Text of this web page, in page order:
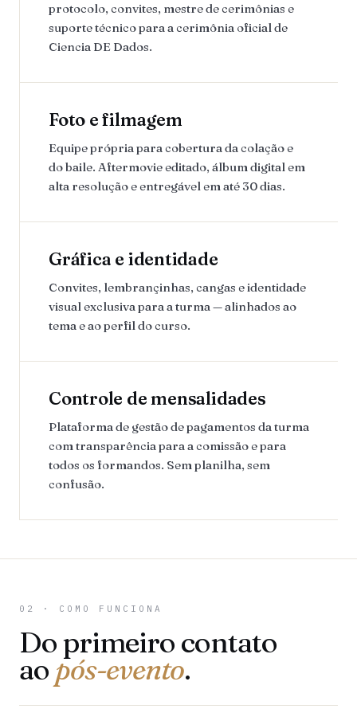
protocolo, convites, mestre de cerimônias e
suporte técnico para a cerimônia oficial de
Ciencia DE Dados.
Foto e filmagem
Equipe própria para cobertura da colação e
do baile. Aftermovie editado, álbum digital em
alta resolução e entregável em até 30 dias.
Gráfica e identidade
Convites, lembrançinhas, cangas e identidade
visual exclusiva para a turma — alinhados ao
tema e ao perfil do curso.
Controle de mensalidades
Plataforma de gestão de pagamentos da turma
com transparência para a comissão e para
todos os formandos. Sem planilha, sem
confusão.
02 · COMO FUNCIONA
Do primeiro contato
ao pós-evento.